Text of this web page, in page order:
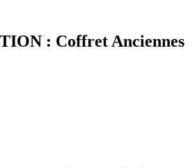
: Coffret Anciennes